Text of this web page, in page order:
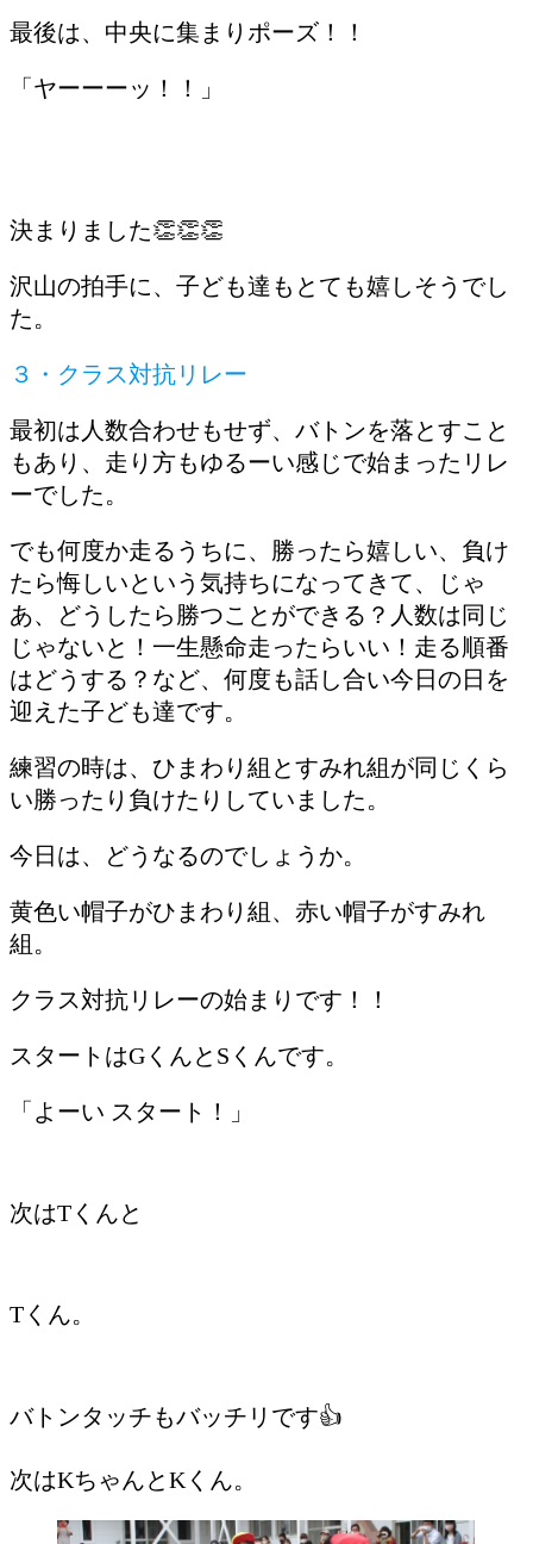
最後は、中央に集まりポーズ！！
「ヤーーーッ！！」
決まりました👏👏👏
沢山の拍手に、子ども達もとても嬉しそうでし
た。
３・クラス対抗リレー
最初は人数合わせもせず、バトンを落とすこと
もあり、走り方もゆるーい感じで始まったリレ
ーでした。
でも何度か走るうちに、勝ったら嬉しい、負け
たら悔しいという気持ちになってきて、じゃ
あ、どうしたら勝つことができる？人数は同じ
じゃないと！一生懸命走ったらいい！走る順番
はどうする？など、何度も話し合い今日の日を
迎えた子ども達です。
練習の時は、ひまわり組とすみれ組が同じくら
い勝ったり負けたりしていました。
今日は、どうなるのでしょうか。
黄色い帽子がひまわり組、赤い帽子がすみれ
組。
クラス対抗リレーの始まりです！！
スタートはGくんとSくんです。
「よーい スタート！」
次はTくんと
Tくん。
バトンタッチもバッチリです👍
次はKちゃんとKくん。